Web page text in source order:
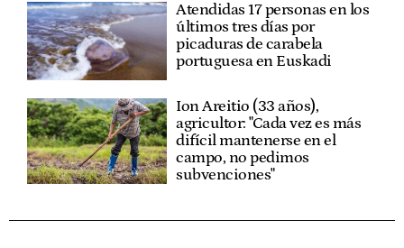
Atendidas 17 personas en los
últimos tres días por
picaduras de carabela
portuguesa en Euskadi
Ion Areitio (33 años),
agricultor: "Cada vez es más
difícil mantenerse en el
campo, no pedimos
subvenciones"